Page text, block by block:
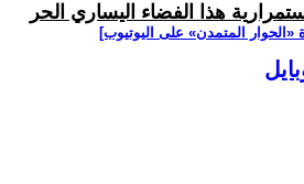
هذا الفضاء اليساري الحر
المتمدن» على اليوتيوب]